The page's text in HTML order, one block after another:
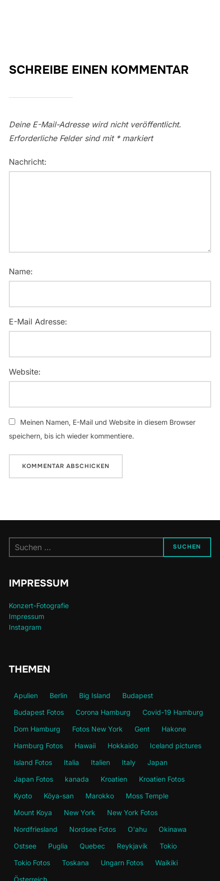
SCHREIBE EINEN KOMMENTAR
Deine E-Mail-Adresse wird nicht veröffentlicht.
Erforderliche Felder sind mit *markiert
Nachricht:
Name:
E-Mail Adresse:
Website:
Meinen Namen, E-Mail und Website in diesem Browser
speichern, bis ich wieder kommentiere.
nach:
SUCHEN
IMPRESSUM
Konzert-Fotografie
Impressum
Instagram
THEMEN
Apulien Berlin Big Island
Budapest
Budapest Fotos
Corona Hamburg
Covid-19 Hamburg
Dom Hamburg
Fotos New York Gent
Hakone
Hamburg Fotos
Hawaii Hokkaido
Iceland pictures
Island Fotos
Italia Italien Italy
Japan
Japan Fotos
kanada Kroatien
Kroatien Fotos
Kyoto
Kōya-san Marokko
Moss Temple
Mount Koya
New York
New York Fotos
Nordfriesland
Nordsee Fotos O'ahu
Okinawa
Ostsee
Puglia Quebec Reykjavík
Tokio
Tokio Fotos
Toskana Ungarn Fotos
Waikiki
Österreich